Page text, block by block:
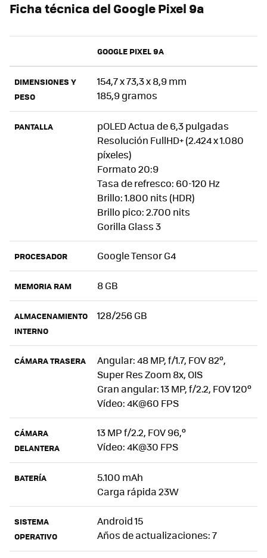
Ficha técnica del Google Pixel 9a
GOOGLE PIXEL 9A
DIMENSIONES Y
PESO
154,7 x 73,3 x 8,9 mm
185,9 gramos
PANTALLA
pOLED Actua de 6,3 pulgadas
Resolución FullHD+ (2.424 x 1.080
píxeles)
Formato 20:9
Tasa de refresco: 60-120 Hz
Brillo: 1.800 nits (HDR)
Brillo pico: 2.700 nits
Gorilla Glass 3
PROCESADOR Google Tensor G4
MEMORIA RAM 8 GB
ALMACENAMIENTO
INTERNO
128/256 GB
CÁMARA TRASERA
Angular: 48 MP, f/1.7, FOV 82º,
Super Res Zoom 8x, OIS
Gran angular: 13 MP, f/2.2, FOV 120º
Vídeo: 4K@60 FPS
CÁMARA
DELANTERA
13 MP f/2.2, FOV 96,º
Vídeo: 4K@30 FPS
BATERÍA
5.100 mAh
Carga rápida 23W
SISTEMA
OPERATIVO
Android 15
Años de actualizaciones: 7